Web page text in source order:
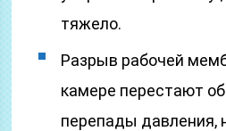
тяжело.
Разрыв рабочей
камере перестают
перепады давления,